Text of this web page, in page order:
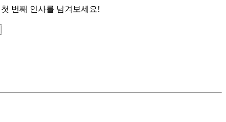
첫 번째 인사를 남겨보세요!